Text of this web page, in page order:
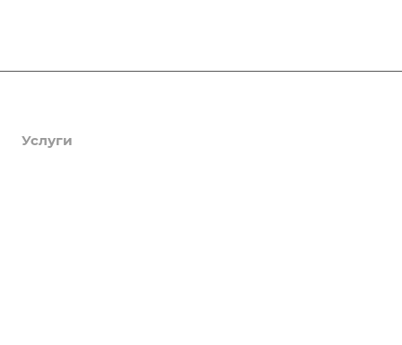
Услуги